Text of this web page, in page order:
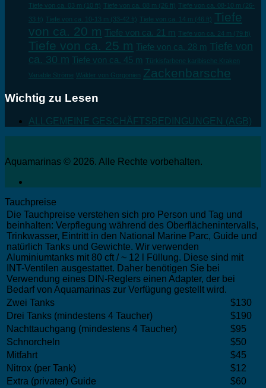
Tiefe von ca. 03 m (10 ft) Tiefe von ca. 08 m (26 ft) Tiefe von ca. 08-10 m (26-
33 ft) Tiefe von ca. 10-13 m (33-42 ft) Tiefe von ca. 14 m (46 ft) Tiefe
von ca. 20 m Tiefe von ca. 21 m Tiefe von ca. 24 m (79 ft)
Tiefe von ca. 25 m Tiefe von ca. 28 m Tiefe von
ca. 30 m Tiefe von ca. 45 m Türkisfarbene karibische Kraken
Variable Ströme Wälder von Gorgonien Zackenbarsche
Wichtig zu Lesen
ALLGEMEINE GESCHÄFTSBEDINGUNGEN (AGB)
Aquamarinas © 2026. Alle Rechte vorbehalten.
Tauchpreise
Die Tauchpreise verstehen sich pro Person und Tag und
beinhalten: Verpflegung während des Oberflächenintervalls,
Trinkwasser, Eintritt in den National Marine Parc, Guide und
natürlich Tanks und Gewichte. Wir verwenden
Aluminiumtanks mit 80 cft / ~ 12 l Füllung. Diese sind mit
INT-Ventilen ausgestattet. Daher benötigen Sie bei
Verwendung eines DIN-Reglers einen Adapter, der bei
Bedarf von Aquamarinas zur Verfügung gestellt wird.
Zwei Tanks
$130
Drei Tanks (mindestens 4 Taucher)
$190
Nachttauchgang (mindestens 4 Taucher)
$95
Schnorcheln
$50
Mitfahrt
$45
Nitrox (per Tank)
$12
Extra (privater) Guide
$60